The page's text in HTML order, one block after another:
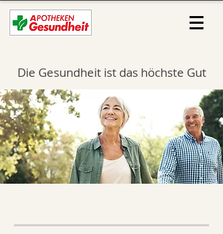
Die Gesundheit ist das höchste Gut